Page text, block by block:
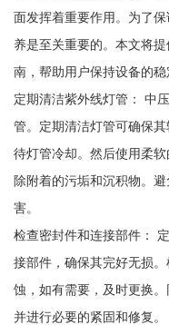
面发挥着重要作用。为了
养是至关重要的。本文将
南，帮助用户保持设备的稳
定期清洁紫外线灯管： 中
管。定期清洁灯管可确保
待灯管冷却。然后使用柔
除附着的污垢和沉积物。
害。
检查密封件和连接部件：
接部件，确保其完好无损
蚀，如有需要，及时更换
并进行必要的紧固和修复。